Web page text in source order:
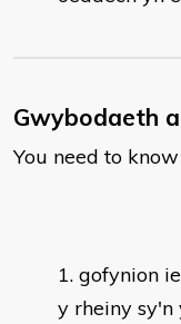
Gwybodaeth
You need to
gofynion
y rheiny